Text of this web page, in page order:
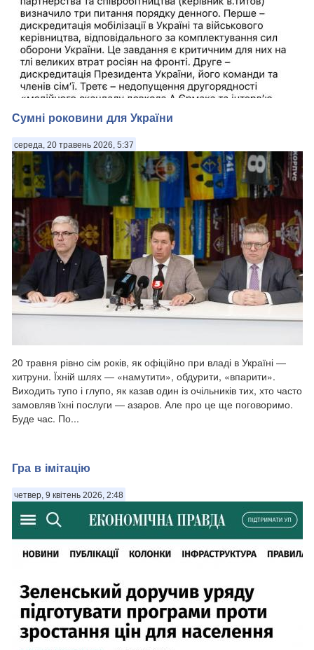
На кого це розраховане? Хто придумав залучити спецслужбу?
Нічого не зрозуміли, нічому не навчились. По суті
повідомлення мало би звучати так:. 1. З високою імовірністю
росіяни використовуватимуть корумпованість української
влади. 2. Спроби приховати фа...
Сумні роковини для України
середа, 20 травень 2026, 5:37
20 травня рівно сім років, як офіційно при владі в Україні —
хитруни. Їхній шлях — «намутити», обдурити, «впарити».
Виходить тупо і глупо, як казав один із очільників тих, хто часто
замовляв їхні послуги — азаров. Але про це ще поговоримо.
Буде час. По...
Гра в імітацію
четвер, 9 квітень 2026, 2:48